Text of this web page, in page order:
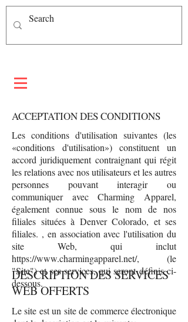
ACCEPTATION DES CONDITIONS
Les conditions d'utilisation suivantes (les
«conditions d'utilisation») constituent un
accord juridiquement contraignant qui régit
les relations avec nos utilisateurs et les autres
personnes pouvant interagir ou
communiquer avec Charming Apparel,
également connue sous le nom de nos
filiales situées à Denver Colorado, et ses
filiales. , en association avec l'utilisation du
site Web, qui inclut
https://www.charmingapparel.net/, (le
"Site") et ses services, qui seront définis ci-
dessous.
DESCRIPTION DES SERVICES
WEB OFFERTS
Le site est un site de commerce électronique